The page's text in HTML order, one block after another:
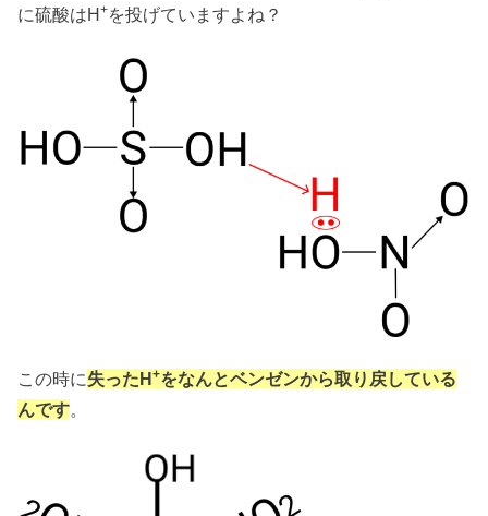
に硫酸はH+を投げていますよね？
この時に失ったH+をなんとベンゼンから取り戻している
んです。